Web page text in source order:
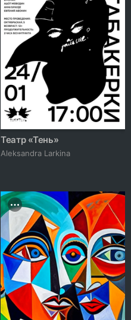
Театр «Тень»
Aleksandra Larkina